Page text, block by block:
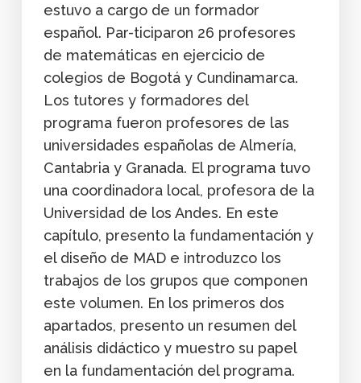
estuvo a cargo de un formador
español. Par-ticiparon 26 profesores
de matemáticas en ejercicio de
colegios de Bogotá y Cundinamarca.
Los tutores y formadores del
programa fueron profesores de las
universidades españolas de Almería,
Cantabria y Granada. El programa tuvo
una coordinadora local, profesora de la
Universidad de los Andes. En este
capítulo, presento la fundamentación y
el diseño de MAD e introduzco los
trabajos de los grupos que componen
este volumen. En los primeros dos
apartados, presento un resumen del
análisis didáctico y muestro su papel
en la fundamentación del programa.